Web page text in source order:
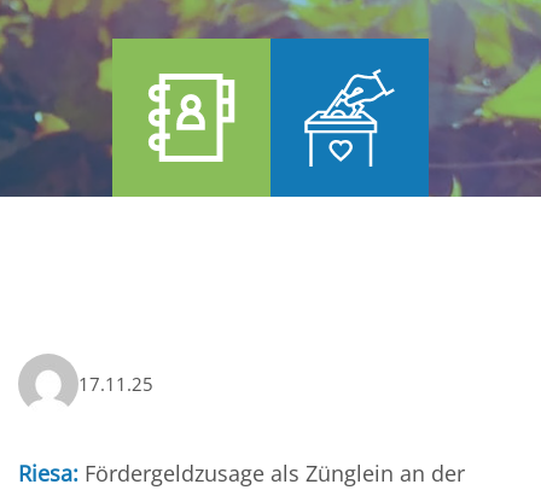
17.11.25
Riesa: Fördergeldzusage als Zünglein an der